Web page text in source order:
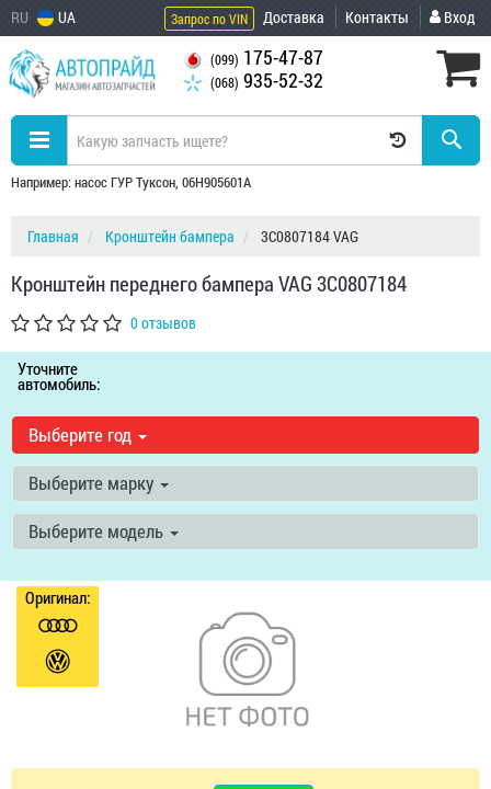
RU UA Запрос по VIN Доставка Контакты Вход
(099) 175-47-87
(068) 935-52-32
Например: насос ГУР Туксон, 06H905601A
Главная Кронштейн бампера 3C0807184 VAG
Кронштейн переднего бампера VAG 3C0807184
0 отзывов
Уточните
автомобиль:
Выберите год
Выберите марку
Выберите модель
Оригинал: